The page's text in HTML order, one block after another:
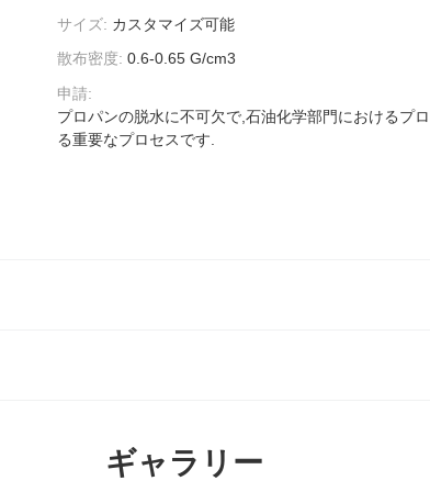
サイズ: カスタマイズ可能
散布密度: 0.6-0.65 G/cm3
申請:
プロパンの脱水に不可欠で,石油化学部門におけるプ
る重要なプロセスです.
ギャラリー